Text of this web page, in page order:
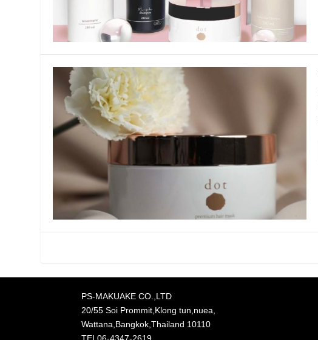
PS-MAKUAKE CO.,LTD
20/55 Soi Prommit,Klong tun,nuea,
Wattana,Bangkok,Thailand 10110